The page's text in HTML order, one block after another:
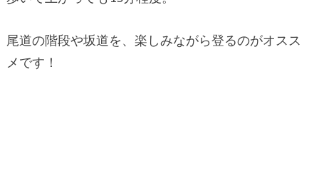
尾道の階段や坂道を、楽しみながら登るのがオスス
メです！